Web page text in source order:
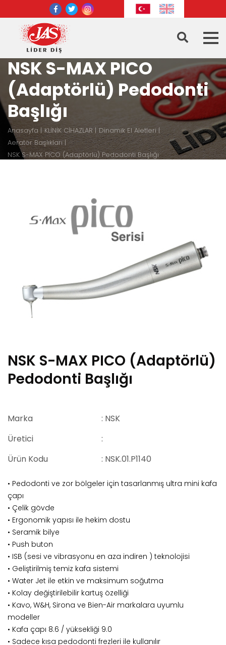
NSK S-MAX PICO
(Adaptörlü) Pedodonti
Başlığı
Anasayfa KLİNİK CİHAZLAR
Dinamik El Aletleri
Aeratör Başlıkları
NSK S-MAX PICO (Adaptörlü) Pedodonti Başlığı
NSK S-MAX PICO (Adaptörlü)
Pedodonti Başlığı
Marka
: NSK
Üretici
:
Ürün Kodu
: NSK.01.P1140
• Pedodonti ve zor bölgeler için tasarlanmış ultra mini kafa
çapı
• Çelik gövde
• Ergonomik yapısı ile hekim dostu
• Seramik bilye
• Push buton
• ISB (sesi ve vibrasyonu en aza indiren ) teknolojisi
• Geliştirilmiş temiz kafa sistemi
• Water Jet ile etkin ve maksimum soğutma
• Kolay değiştirilebilir kartuş özelliği
• Kavo, W&H, Sirona ve Bien-Air markalara uyumlu
modeller
• Kafa çapı 8.6 / yüksekliği 9.0
• Sadece kısa pedodonti frezleri ile kullanılır